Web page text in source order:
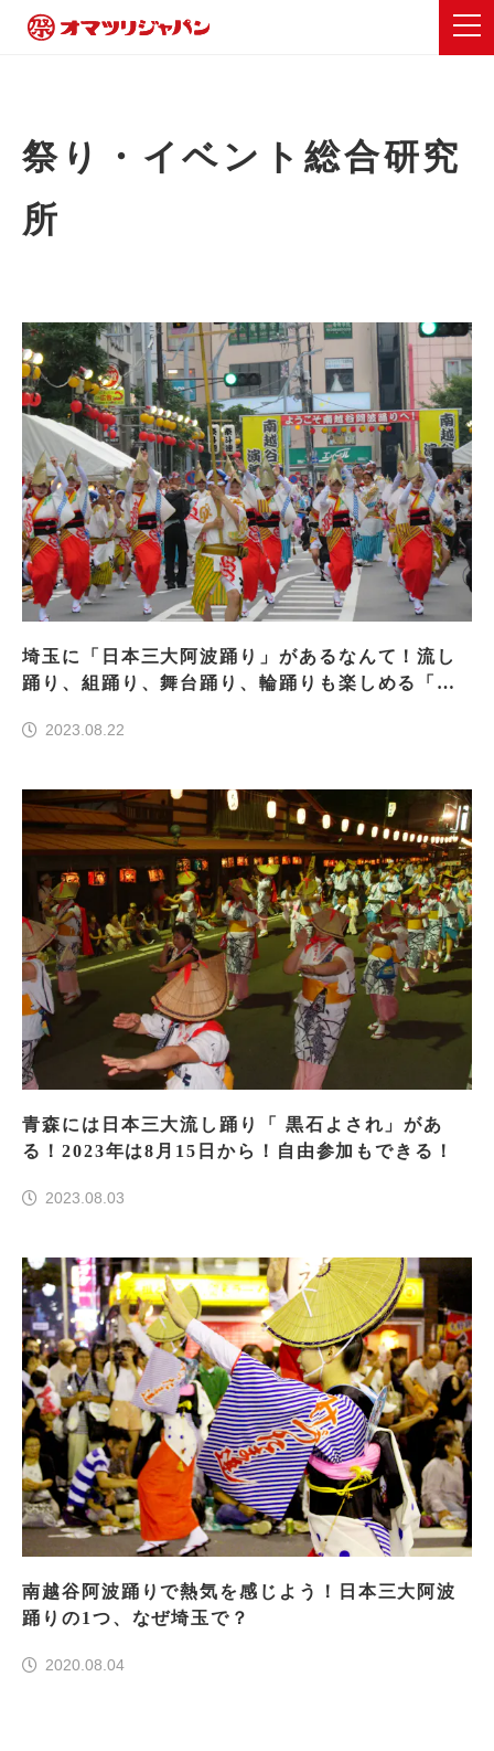
祭り・イベント総合研究
所
埼玉に「日本三大阿波踊り」があるなんて！流し
踊り、組踊り、舞台踊り、輪踊りも楽しめる「南
2023.08.22
青森には日本三大流し踊り「 黒石よされ」があ
る！2023年は8月15日から！自由参加もできる！
2023.08.03
南越谷阿波踊りで熱気を感じよう！日本三大阿波
踊りの1つ、なぜ埼玉で？
2020.08.04